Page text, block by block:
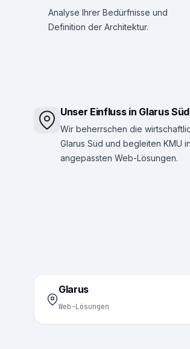
Analyse Ihrer Bedürfnisse und
Definition der Architektur.
Unser Einfluss in Glarus Süd
Wir beherrschen die
Glarus Süd und begleiten KMU
angepassten Web-Lösungen.
Glarus
Web-Lösungen